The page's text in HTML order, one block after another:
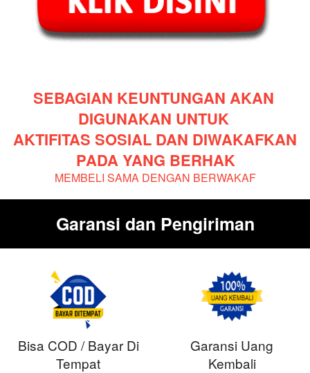
SEBAGIAN KEUNTUNGAN AKAN
DIGUNAKAN UNTUK
AKTIFITAS SOSIAL DAN DIWAKAFKAN
PADA YANG BERHAK
MEMBELI SAMA DENGAN BERWAKAF
Garansi dan Pengiriman
Bisa COD / Bayar Di
Tempat
Garansi Uang
Kembali